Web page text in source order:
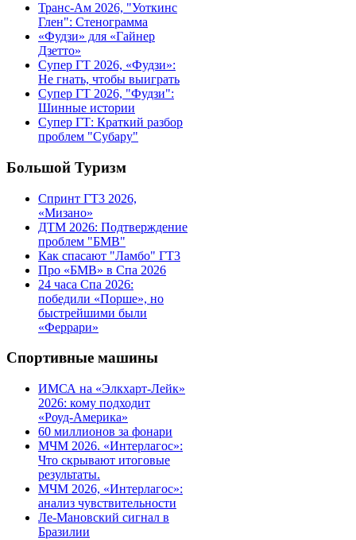
Транс-Ам 2026, "Уоткинс
Глен": Стенограмма
«Фудзи» для «Гайнер
Дзетто»
Супер ГТ 2026, «Фудзи»:
Не гнать, чтобы выиграть
Супер ГТ 2026, "Фудзи":
Шинные истории
Супер ГТ: Краткий разбор
проблем "Субару"
Большой Туризм
Спринт ГТ3 2026,
«Мизано»
ДТМ 2026: Подтверждение
проблем "БМВ"
Как спасают "Ламбо" ГТ3
Про «БМВ» в Спа 2026
24 часа Спа 2026:
победили «Порше», но
быстрейшими были
«Феррари»
Спортивные машины
ИМСА на «Элкхарт-Лейк»
2026: кому подходит
«Роуд-Америка»
60 миллионов за фонари
МЧМ 2026. «Интерлагос»:
Что скрывают итоговые
результаты.
МЧМ 2026, «Интерлагос»:
анализ чувствительности
Ле-Мановский сигнал в
Бразилии